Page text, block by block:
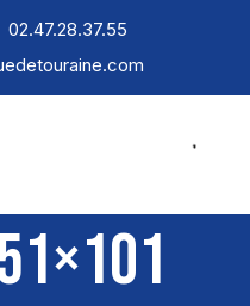
02.47.28.37.55